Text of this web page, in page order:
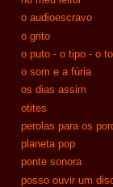
o audioescravo
o grito
o puto - o tipo - o
o som e a fúria
os dias assim
otites
perolas para os
planeta pop
ponte sonora
posso ouvir um